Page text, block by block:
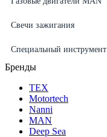
Свечи зажигания
Специальный инструмент
Бренды
ТЕХ
Motortech
Nanni
MAN
Deep Sea